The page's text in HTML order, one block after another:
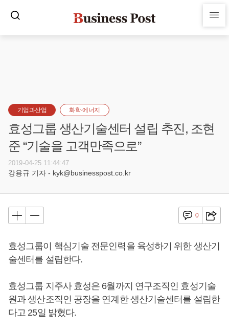
기업과산업 화학·에너지
효성그룹 생산기술센터 설립 추진, 조현
준 “기술을 고객만족으로”
2019-04-25 11:44:47
강용규 기자 - kyk@businesspost.co.kr
0
효성그룹이 핵심기술 전문인력을 육성하기 위한 생산기
술센터를 설립한다.
효성그룹 지주사 효성은 6월까지 연구조직인 효성기술
원과 생산조직인 공장을 연계한 생산기술센터를 설립한
다고 25일 밝혔다.